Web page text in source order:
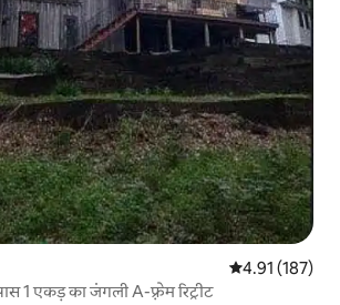
औसत रेटिंग 5 में से
4.91 (187)
1 एकड़ का जंगली A-फ़्रेम रिट्रीट